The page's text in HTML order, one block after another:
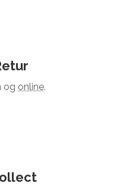
og online.